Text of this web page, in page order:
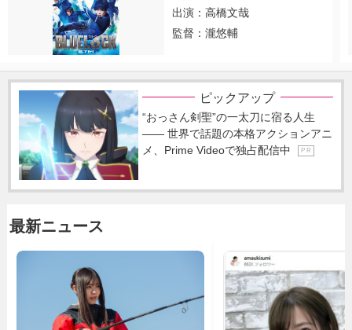
出演：高橋文哉
監督：瀧悠輔
ピックアップ
“おっさん剣聖”の一太刀に宿る人生
―― 世界で話題の本格アクションアニ
メ、Prime Videoで独占配信中
P R
最新ニュース